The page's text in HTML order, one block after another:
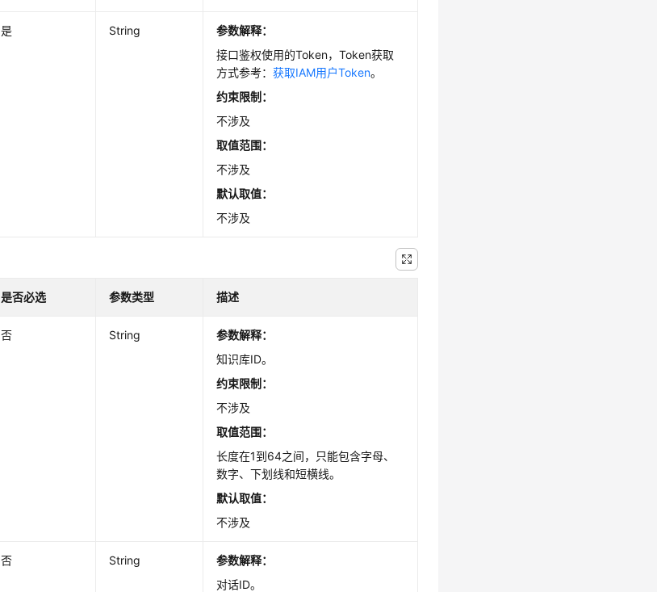
是 String
参数解释：
接口鉴权使用的Token，Token获取
方式参考：获取IAM用户Token。
约束限制：
不涉及
取值范围：
不涉及
默认取值：
不涉及
是否必选 参数类型 描述
否 String
参数解释：
知识库ID。
约束限制：
不涉及
取值范围：
长度在1到64之间，只能包含字母、
数字、下划线和短横线。
默认取值：
不涉及
否 String
参数解释：
对话ID。